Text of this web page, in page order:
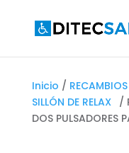
Inicio /
SILLÓN DE RELAX /
DOS PULSADORES